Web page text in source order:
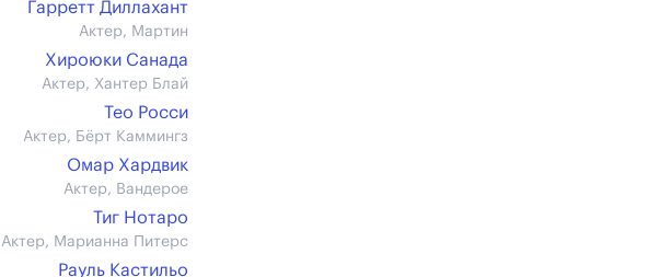
Гарретт Диллахант
Актер, Мартин
Хироюки Санада
Актер, Хантер Блай
Тео Росси
Актер, Бёрт Каммингз
Омар Хардвик
Актер, Вандерое
Тиг Нотаро
Актер, Марианна Питерс
Рауль Кастильо